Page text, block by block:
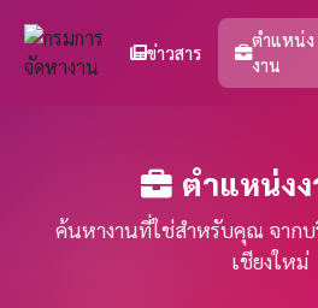
ข่าวสาร
ตำแหน่ง
งาน
ตำแหน่งง
ค้นหางานที่ใช่สำหรับคุณ จาก
เชียงใหม่